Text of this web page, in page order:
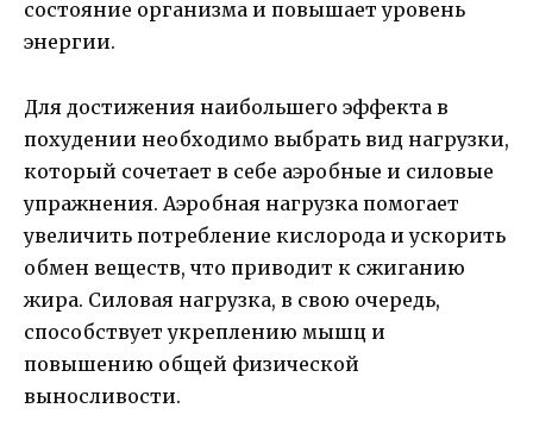
состояние организма и повышает уровень
энергии.
Для достижения наибольшего эффекта в
похудении необходимо выбрать вид нагрузки,
который сочетает в себе аэробные и силовые
упражнения. Аэробная нагрузка помогает
увеличить потребление кислорода и ускорить
обмен веществ, что приводит к сжиганию
жира. Силовая нагрузка, в свою очередь,
способствует укреплению мышц и
повышению общей физической
выносливости.